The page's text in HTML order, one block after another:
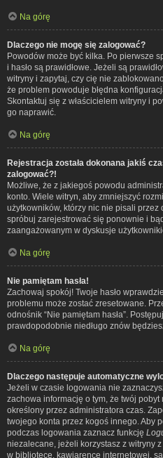
Na górę
Dlaczego nie mogę się zalogować?
Powodów może być kilka. Po pierwsze
i hasło są prawidłowe. Jeżeli są
witryny i zapytaj, czy cię nie
że problem powoduje błędna
Skontaktuj się z właścicielem witryny i
go naprawić.
Na górę
Rejestracja została dokonana jakiś
zalogować?!
Możliwe, że z jakiegoś powodu
konto. Wiele witryn, aby zmniejszyć
użytkowników, którzy nic nie pisali przez
spróbuj zarejestrować się ponownie i
zaangażowanym w dyskusje
Na górę
Nie pamiętam hasła!
Zachowaj spokój! Twoje hasło
problemu może zostać zresetowane.
odnośnik “Nie pamiętam hasła”.
prawdopodobnie niedługo znów
Na górę
Dlaczego następuje automatyczne
Jeżeli w czasie logowania nie
zachowa informację o tym, że twój pobyt
określony przez administratora czas.
twojego konta przez kogoś innego. Aby
podczas logowania zaznacz funkcję
niezalecane, jeżeli korzystasz z witryny
w bibliotece, kawiarence internetowej,